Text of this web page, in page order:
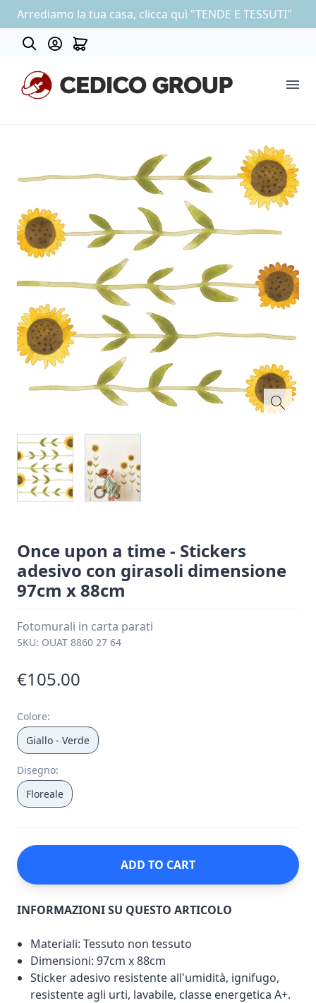
Arrediamo la tua casa, clicca quì "TENDE E TESSUTI"
COLLEZIONE CARTA DA PARATI
Once upon a time - Stickers
adesivo con girasoli dimensione
97cm x 88cm
Fotomurali in carta parati
SKU: OUAT 8860 27 64
€105.00
Colore:
Giallo - Verde
Disegno:
Floreale
ADD TO CART
INFORMAZIONI SU QUESTO ARTICOLO
Materiali: Tessuto non tessuto
Dimensioni: 97cm x 88cm
Sticker adesivo resistente all'umidità, ignifugo,
resistente agli urti, lavabile, classe energetica A+.